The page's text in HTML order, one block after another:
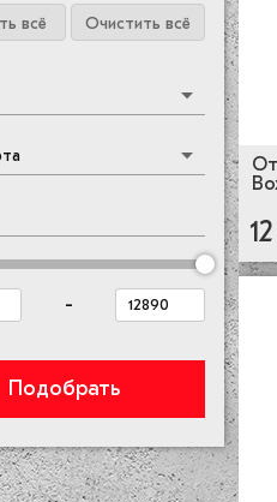
всё Очистить всё
-
Подобрать